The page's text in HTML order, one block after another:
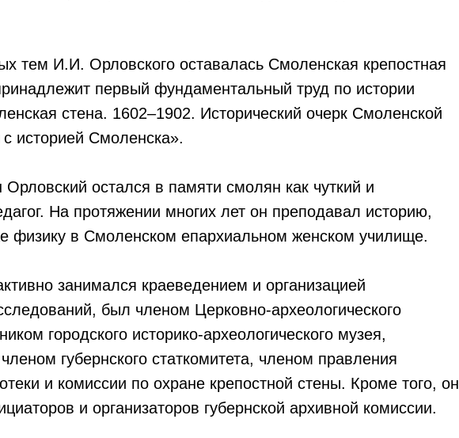
тем И.И. Орловского оставалась Смоленская крепостная
первый фундаментальный труд по истории
стена. 1602–1902. Исторический очерк Смоленской
с историей Смоленска».
остался в памяти смолян как чуткий и
На протяжении многих лет он преподавал историю,
физику в Смоленском епархиальном женском училище.
занимался краеведением и организацией
был членом Церковно-археологического
городского историко-археологического музея,
губернского статкомитета, членом правления
и комиссии по охране крепостной стены. Кроме того, он
и организаторов губернской архивной комиссии.